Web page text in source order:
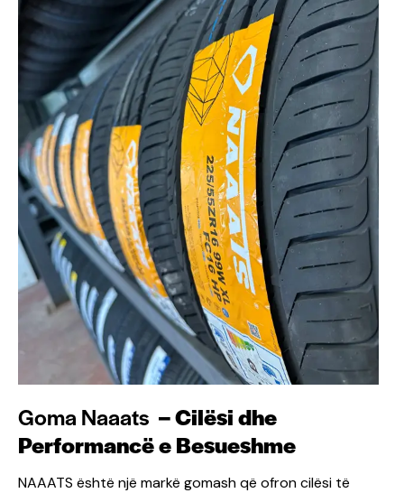
Goma Naaats – Cilësi dhe
Performancë e Besueshme
NAAATS është një markë gomash që ofron cilësi të